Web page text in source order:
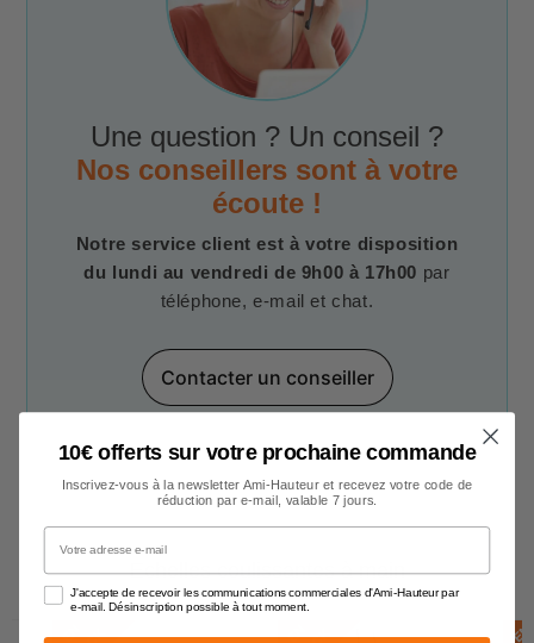
Une question ? Un conseil ?
Nos conseillers sont à votre
écoute !
Notre service client est à votre disposition
du lundi au vendredi de 9h00 à 17h00 par
téléphone, e-mail et chat.
Contacter un conseiller
Echelles coulissantes à main
E
N
S
T
O
C E
N
S
T
O
C E
N
S
T
O
C
10€ offerts sur votre prochaine commande
Inscrivez-vous à la newsletter Ami-Hauteur et recevez votre code de
réduction par e-mail, valable 7 jours.
Votre adresse e-mail
J'accepte de recevoir les communications commerciales d'Ami-Hauteur par
e-mail. Désinscription possible à tout moment.